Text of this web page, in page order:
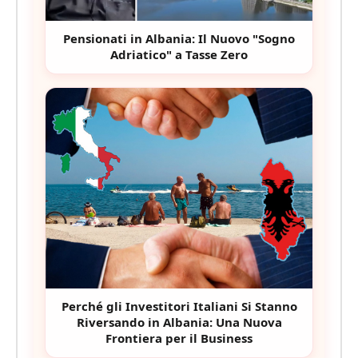
Pensionati in Albania: Il Nuovo "Sogno
Adriatico" a Tasse Zero
Perché gli Investitori Italiani Si Stanno
Riversando in Albania: Una Nuova
Frontiera per il Business